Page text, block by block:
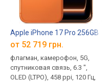
Apple iPhone 17 Pro 256GB
от 52 719 грн.
флагман, камерофон, 5G,
спутниковая связь, 6.3 ",
OLED (LTPO), 458 ppi, 120 Гц,